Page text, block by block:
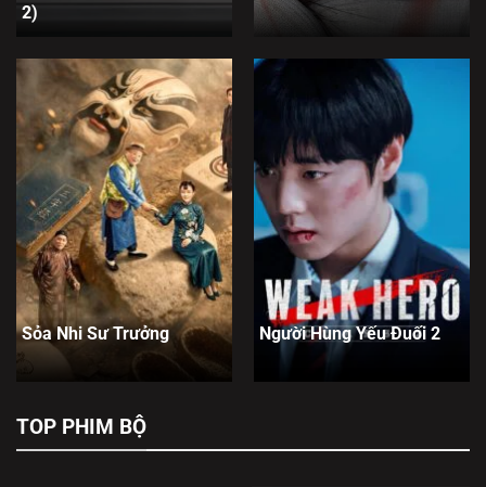
2)
Sỏa Nhi Sư Trưởng Người Hùng Yếu Đuối 2
TOP PHIM BỘ